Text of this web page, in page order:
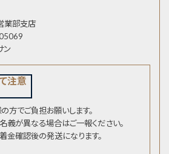
業部支店
ン
注意
でご負担お願いします。
が異なる場合はご一報ください。
金確認後の発送になります。